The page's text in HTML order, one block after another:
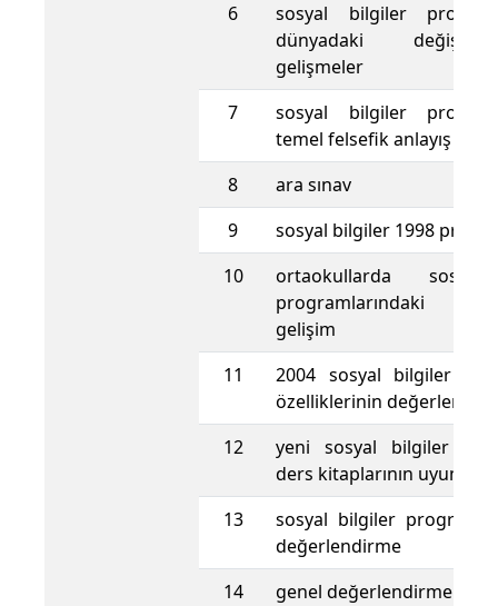
6
sosyal bilgiler
dünyadaki
gelişmeler
7
sosyal bilgiler
temel felsefik anlayış
8
ara sınav
9
sosyal bilgiler 1998
10
ortaokullarda
programlarındaki
gelişim
11
2004 sosyal bilgiler
özelliklerinin
12
yeni sosyal bilgiler
ders kitaplarının uyumu
13
sosyal bilgiler programı
değerlendirme
14
genel değerlendirme